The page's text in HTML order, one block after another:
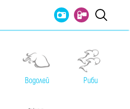
Водолей Риби